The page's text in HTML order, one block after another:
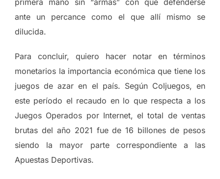
primera mano sin “armas” con que defenderse
ante un percance como el que allí mismo se
dilucida.
Para concluir, quiero hacer notar en términos
monetarios la importancia económica que tiene los
juegos de azar en el país. Según Coljuegos, en
este período el recaudo en lo que respecta a los
Juegos Operados por Internet, el total de ventas
brutas del año 2021 fue de 16 billones de pesos
siendo la mayor parte correspondiente a las
Apuestas Deportivas.